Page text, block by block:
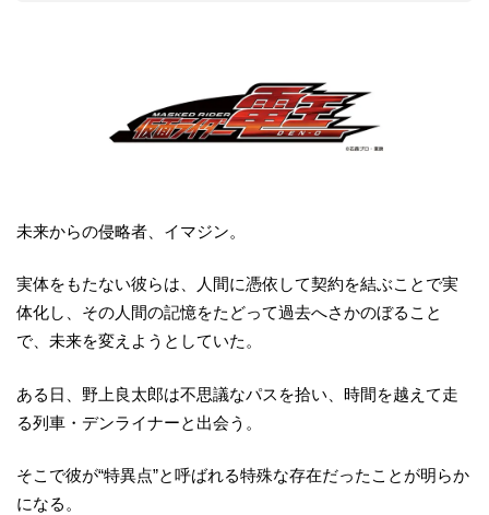
未来からの侵略者、イマジン。
実体をもたない彼らは、人間に憑依して契約を結ぶことで実
体化し、その人間の記憶をたどって過去へさかのぼること
で、未来を変えようとしていた。
ある日、野上良太郎は不思議なパスを拾い、時間を越えて走
る列車・デンライナーと出会う。
そこで彼が“特異点”と呼ばれる特殊な存在だったことが明らか
になる。